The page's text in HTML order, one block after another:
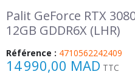
Palit GeForce RTX
12GB GDDR6X (LHR)
Référence : 4710562242409
14 990,00 MAD TTC